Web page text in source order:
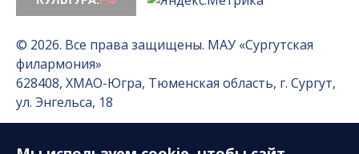
© 2026. Все права защищены. МАУ «Сургутская
филармония»
628408, ХМАО-Югра, Тюменская область, г. Сургут,
ул. Энгельса, 18